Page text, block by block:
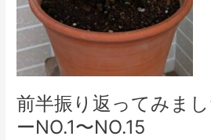
前半振り返ってみま
ーNO.1〜NO.15
し
た！
ン
ト
ー
NO.1〜